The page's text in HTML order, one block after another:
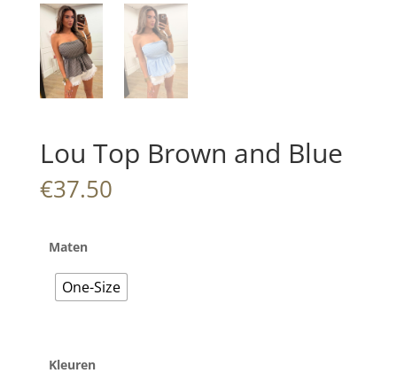
Lou Top Brown and Blue
€37.50
Maten
One-Size
Kleuren